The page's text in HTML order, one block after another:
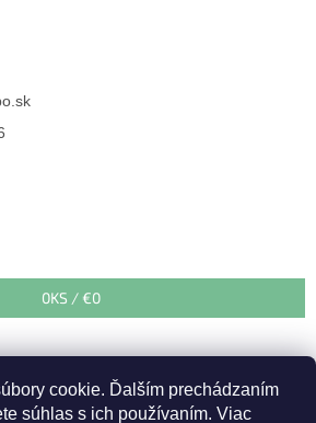
cookie. Ďalším prechádzaním
súhlas s ich používaním. Viac
0KS / €0